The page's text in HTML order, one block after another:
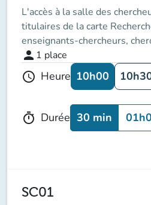
L'accès à la salle des
titulaires de la carte
enseignants-chercheurs,
person 1 place
schedule Heure 10h00
timer Durée 30 min
SC01